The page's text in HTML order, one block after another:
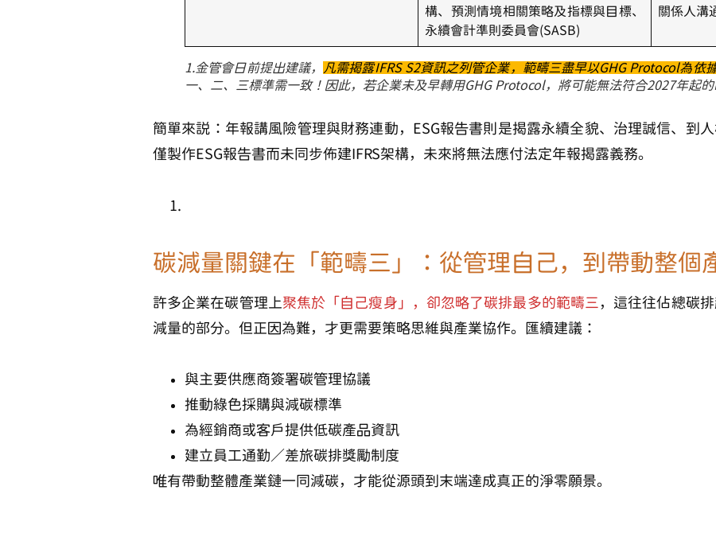
構、預測情境相關策略及指標與目標、
永續會計準則委員會(SASB)
關係人溝
1.金管會日前提出建議， 凡需揭露IFRS S2資訊之列管企業，範疇三盡早以GHG Protocol為依
一、二、三標準需一致！因此，若企業未及早轉用GHG Protocol，將可能無法符合2027年起的
簡單來說：年報講風險管理與財務連動，ESG報告書則是揭露永續全貌、治理誠信、到
僅製作ESG報告書而未同步佈建IFRS架構，未來將無法應付法定年報揭露義務。
碳減量關鍵在「範疇三」：從管理自己，到帶動整個
許多企業在碳管理上聚焦於「自己瘦身」，卻忽略了碳排最多的範疇三 ，這往往佔總碳
減量的部分。但正因為難，才更需要策略思維與產業協作。匯續建議：
與主要供應商簽署碳管理協議
推動綠色採購與減碳標準
為經銷商或客戶提供低碳產品資訊
建立員工通勤／差旅碳排獎勵制度
唯有帶動整體產業鏈一同減碳，才能從源頭到末端達成真正的淨零願景。